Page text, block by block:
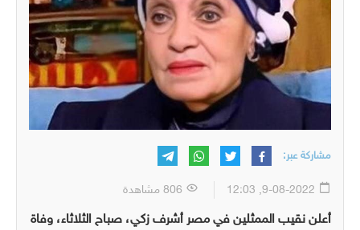
مشاركة عبر:
أعلن نقيب الممثلين في مصر أشرف زكي، صباح الثلاثاء، وفاة